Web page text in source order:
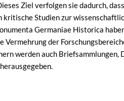
Ziel verfolgen sie dadurch,
Studien zur
Germaniae Historica
Vermehrung der
werden auch